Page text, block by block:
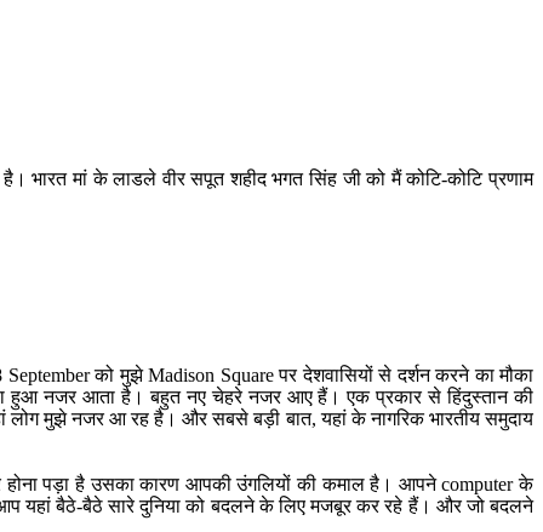
मां के लाडले वीर सपूत शहीद भगत सिंह जी को मैं कोटि-कोटि प्रणाम
को मुझे Madison Square पर देशवासियों से दर्शन करने का मौका
हुआ नजर आता है। बहुत नए चेहरे नजर आए हैं। एक प्रकार से हिंदुस्‍तान की
मुझे नजर आ रह है। और सबसे बड़ी बात, यहां के नागरिक भारतीय समुदाय
होना पड़ा है उसका कारण आपकी उंगलियों की कमाल है। आपने computer के
यहां बैठे-बैठे सारे दुनिया को बदलने के लिए मजबूर कर रहे हैं। और जो बदलने